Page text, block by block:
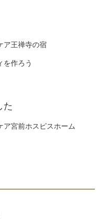
ア王禅寺の宿
を作ろう
た
ア宮前ホスピスホーム